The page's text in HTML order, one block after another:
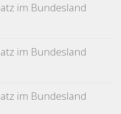
im Bundesland
im Bundesland
im Bundesland